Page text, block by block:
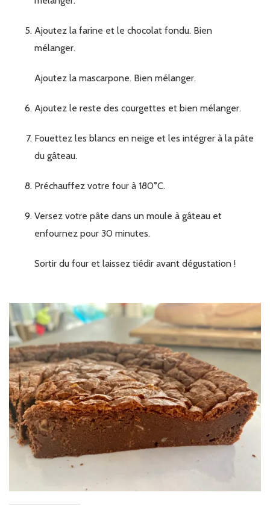
Ajoutez la farine et le chocolat fondu. Bien
mélanger.
Ajoutez la mascarpone. Bien mélanger.
Ajoutez le reste des courgettes et bien mélanger.
Fouettez les blancs en neige et les intégrer à la pâte
du gâteau.
Préchauffez votre four à 180°C.
Versez votre pâte dans un moule à gâteau et
enfournez pour 30 minutes.
Sortir du four et laissez tiédir avant dégustation !